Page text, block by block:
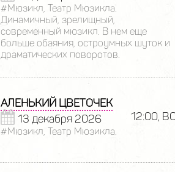
#Мюзикл, Театр Мюзикла.
Динамичный, зрелищный,
современный мюзикл. В нем еще
больше обаяния, остроумных шуток и
драматических поворотов.
АЛЕНЬКИЙ ЦВЕТОЧЕК
13 декабря 2026
12:00,
#Мюзикл, Театр Мюзикла.